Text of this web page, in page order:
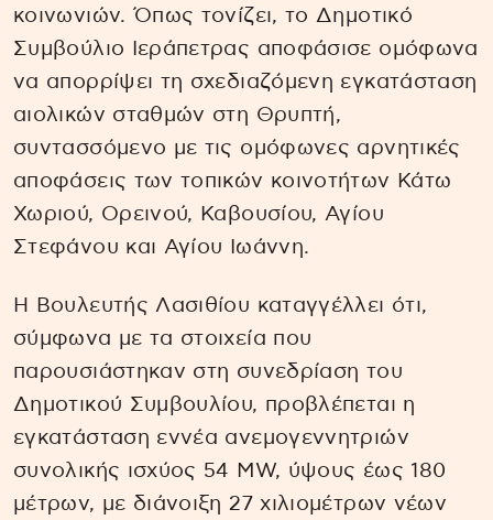
κοινωνιών. Όπως τονίζει, το Δημοτικό
Συμβούλιο Ιεράπετρας αποφάσισε ομόφωνα
να απορρίψει τη σχεδιαζόμενη εγκατάσταση
αιολικών σταθμών στη Θρυπτή,
συντασσόμενο με τις ομόφωνες αρνητικές
αποφάσεις των τοπικών κοινοτήτων Κάτω
Χωριού, Ορεινού, Καβουσίου, Αγίου
Στεφάνου και Αγίου Ιωάννη.
Η Βουλευτής Λασιθίου καταγγέλλει ότι,
σύμφωνα με τα στοιχεία που
παρουσιάστηκαν στη συνεδρίαση του
Δημοτικού Συμβουλίου, προβλέπεται η
εγκατάσταση εννέα ανεμογεννητριών
συνολικής ισχύος 54 MW, ύψους έως 180
μέτρων, με διάνοιξη 27 χιλιομέτρων νέων